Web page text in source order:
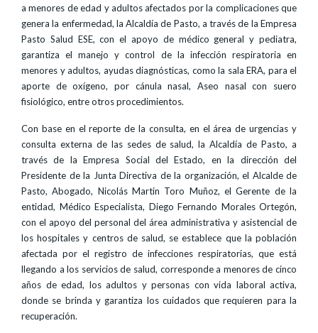
a menores de edad y adultos afectados por la complicaciones que
genera la enfermedad, la Alcaldía de Pasto, a través de la Empresa
Pasto Salud ESE, con el apoyo de médico general y pediatra,
garantiza el manejo y control de la infección respiratoria en
menores y adultos, ayudas diagnósticas, como la sala ERA, para el
aporte de oxígeno, por cánula nasal, Aseo nasal con suero
fisiológico, entre otros procedimientos.
Con base en el reporte de la consulta, en el área de urgencias y
consulta externa de las sedes de salud, la Alcaldía de Pasto, a
través de la Empresa Social del Estado, en la dirección del
Presidente de la Junta Directiva de la organización, el Alcalde de
Pasto, Abogado, Nicolás Martin Toro Muñoz, el Gerente de la
entidad, Médico Especialista, Diego Fernando Morales Ortegón,
con el apoyo del personal del área administrativa y asistencial de
los hospitales y centros de salud, se establece que la población
afectada por el registro de infecciones respiratorias, que está
llegando a los servicios de salud, corresponde a menores de cinco
años de edad, los adultos y personas con vida laboral activa,
donde se brinda y garantiza los cuidados que requieren para la
recuperación.